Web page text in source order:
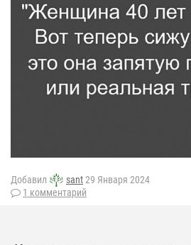
Добавил sant29 Января 2024
1 комментарий